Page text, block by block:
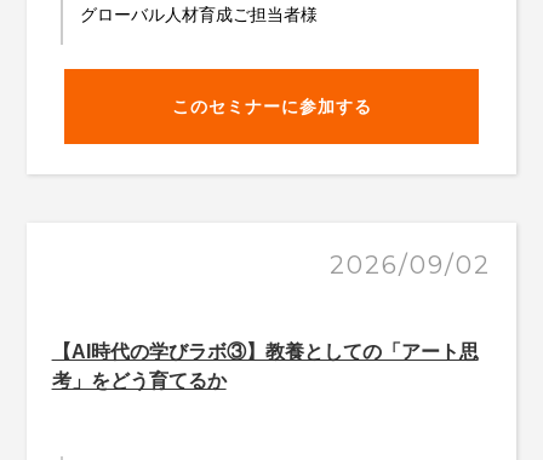
グローバル人材育成ご担当者様
このセミナーに参加する
2026/09/02
【AI時代の学びラボ③】教養としての「アート思
考」をどう育てるか